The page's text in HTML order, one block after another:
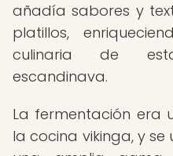
añadía sabores y
platillos,
culinaria de
escandinava.
La fermentación era
la cocina vikinga, y